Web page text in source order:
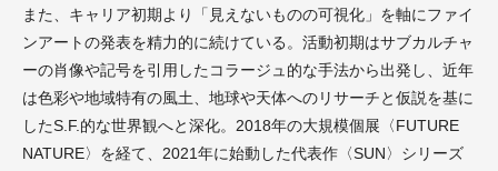
また、キャリア初期より「見えないものの可視化」を軸にファイ
ンアートの発表を精力的に続けている。活動初期はサブカルチャ
ーの肖像や記号を引用したコラージュ的な手法から出発し、近年
は色彩や地域特有の風土、地球や天体へのリサーチと仮説を基に
したS.F.的な世界観へと深化。2018年の大規模個展〈FUTURE
NATURE〉を経て、2021年に始動した代表作〈SUN〉シリーズ